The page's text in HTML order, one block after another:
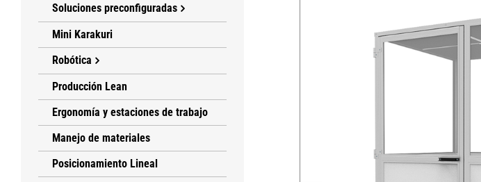
Soluciones preconfiguradas
Mini Karakuri
Robótica
Producción Lean
Ergonomía y estaciones de trabajo
Manejo de materiales
Posicionamiento Lineal